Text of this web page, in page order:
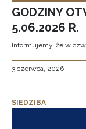
GODZINY
5.06.2026 R.
Informujemy, że w
3 czerwca, 2026
SIEDZIBA